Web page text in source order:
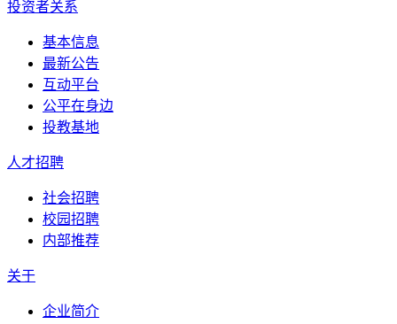
投资者关系
基本信息
最新公告
互动平台
公平在身边
投教基地
人才招聘
社会招聘
校园招聘
内部推荐
关于
企业简介